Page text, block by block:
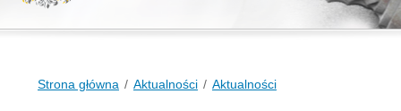
Strona główna Aktualności Aktualności